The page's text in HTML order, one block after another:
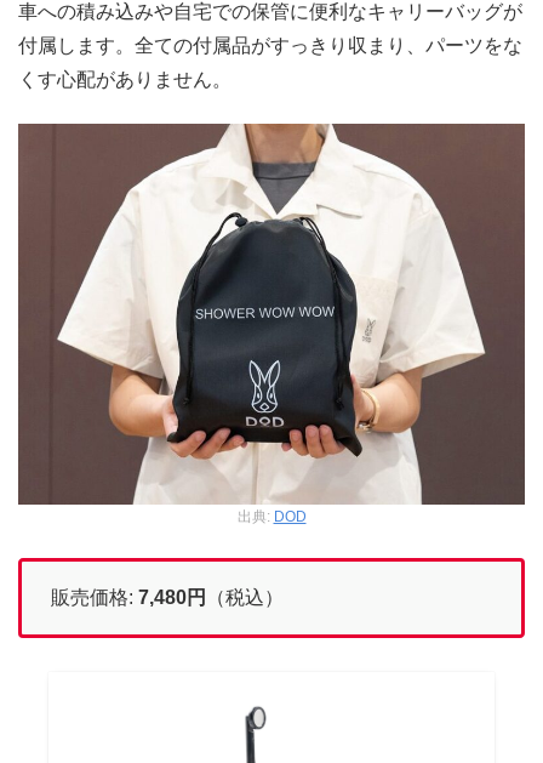
車への積み込みや自宅での保管に便利なキャリーバッグが
付属します。全ての付属品がすっきり収まり、パーツをな
くす心配がありません。
出典: DOD
販売価格: 7,480円 （税込）